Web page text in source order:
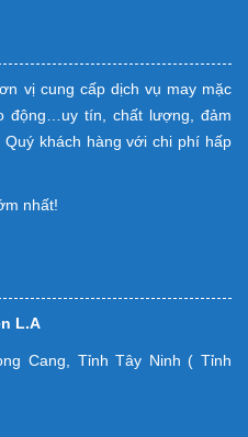
vị cung cấp dịch vụ may mặc
động…uy tín, chất lượng, đảm
khách hàng với chi phí hấp
nhất!
L.A
Cang, Tỉnh Tây Ninh ( Tỉnh